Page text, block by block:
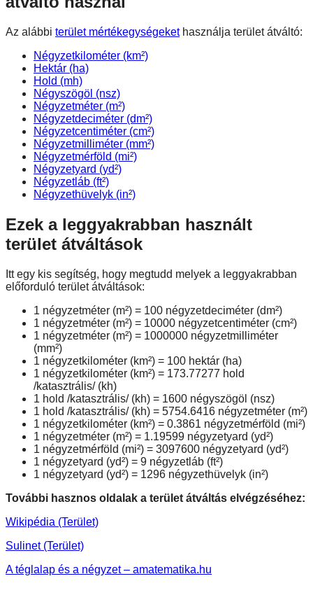
Az alábbi terület mértékegységekethasználja terület átváltó:
Négyzetkilométer (km²)
Hektár (ha)
Hold (mh)
Négyszögöl (nsz)
Négyzetméter (m²)
Négyzetdeciméter (dm²)
Négyzetcentiméter (cm²)
Négyzetmilliméter (mm²)
Négyzetmérföld (mi²)
Négyzetyard (yd²)
Négyzetláb (ft²)
Négyzethüvelyk (in²)
Ezek a leggyakrabban használt
terület átváltások
Itt egy kis segítség, hogy megtudd melyek a leggyakrabban
előforduló terület átváltások:
1 négyzetméter (m²) = 100 négyzetdeciméter (dm²)
1 négyzetméter (m²) = 10000 négyzetcentiméter (cm²)
1 négyzetméter (m²) = 1000000 négyzetmilliméter
(mm²)
1 négyzetkilométer (km²) = 100 hektár (ha)
1 négyzetkilométer (km²) = 173.77277 hold
/katasztrális/ (kh)
1 hold /katasztrális/ (kh) = 1600 négyszögöl (nsz)
1 hold /katasztrális/ (kh) = 5754.6416 négyzetméter (m²)
1 négyzetkilométer (km²) = 0.3861 négyzetmérföld (mi²)
1 négyzetméter (m²) = 1.19599 négyzetyard (yd²)
1 négyzetmérföld (mi²) = 3097600 négyzetyard (yd²)
1 négyzetyard (yd²) = 9 négyzetláb (ft²)
1 négyzetyard (yd²) = 1296 négyzethüvelyk (in²)
További hasznos oldalak a terület átváltás elvégzéséhez:
Wikipédia (Terület)
Sulinet (Terület)
A téglalap és a négyzet – amatematika.hu